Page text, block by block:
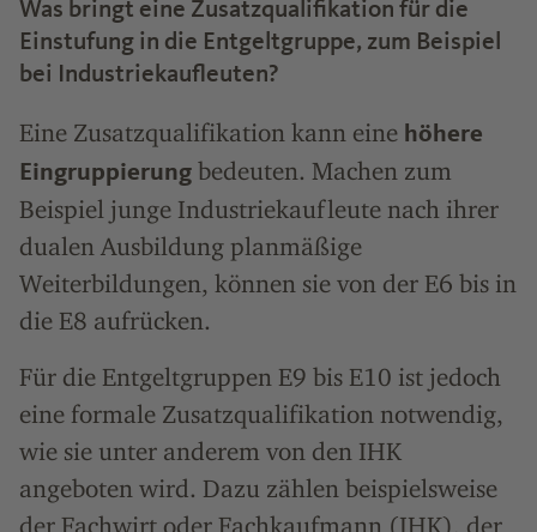
Was bringt eine Zusatzqualifikation für die
Einstufung in die Entgeltgruppe, zum Beispiel
bei Industriekaufleuten?
Eine Zusatzqualifikation kann eine höhere
Eingruppierung bedeuten. Machen zum
Beispiel junge Industriekaufleute nach ihrer
dualen Ausbildung planmäßige
Weiterbildungen, können sie von der E6 bis in
die E8 aufrücken.
Für die Entgeltgruppen E9 bis E10 ist jedoch
eine formale Zusatzqualifikation notwendig,
wie sie unter anderem von den IHK
angeboten wird. Dazu zählen beispielsweise
der Fachwirt oder Fachkaufmann (IHK), der